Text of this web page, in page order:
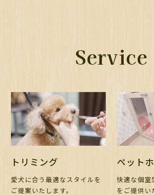
Service
トリミング
愛犬に合う最適なスタイルを
ご提案いたします。
ペット
快適な個室
をご提供い